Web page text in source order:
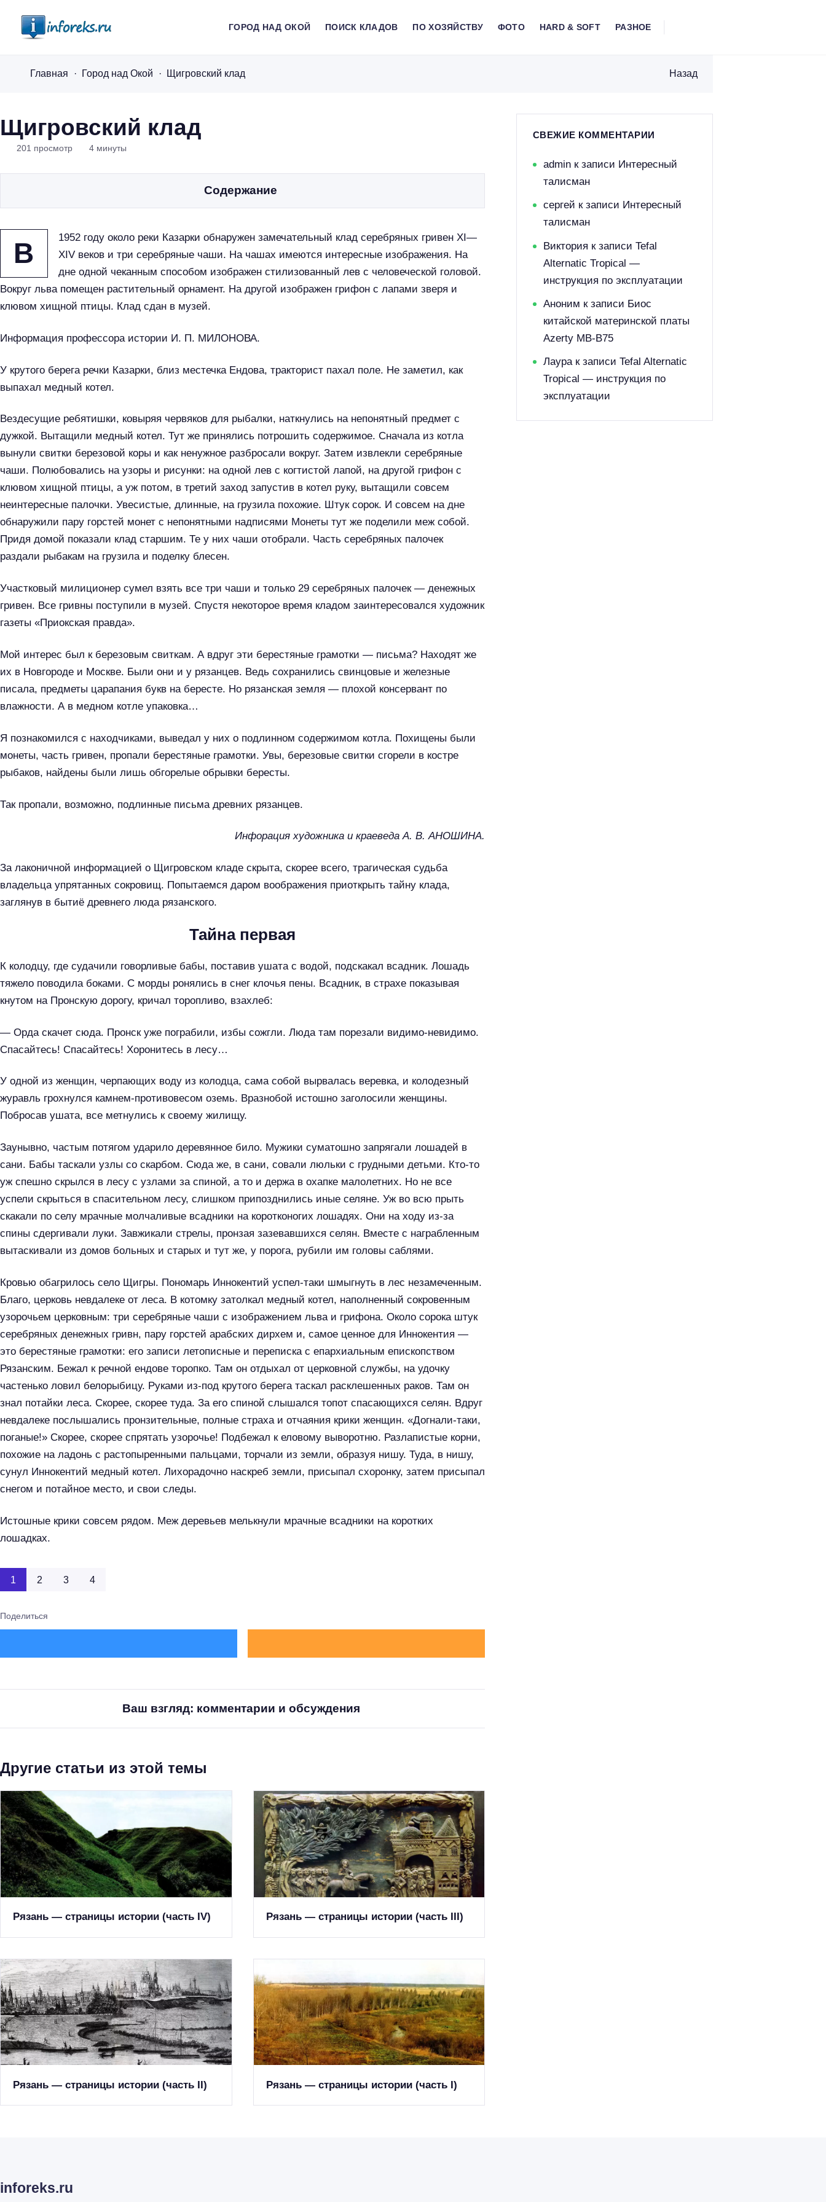
e
k
ГОРОД НАД ОКОЙ ПОИСК КЛАДОВ ПО ХОЗЯЙСТВУ ФОТО HARD & SOFT РАЗНОЕ
Главная Город над Окой Щигровский клад Назад
Щигровский клад
201 просмотр 4 минуты
В
1952 году около реки Казарки обнаружен замечательный клад серебряных гривен XI—
XIV веков и три серебряные чаши. На чашах имеются интересные изображения. На
дне одной чеканным способом изображен стилизованный лев с человеческой головой.
Вокруг льва помещен растительный орнамент. На другой изображен грифон с лапами зверя и
клювом хищной птицы. Клад сдан в музей.
Информация профессора истории И. П. МИЛОНОВА.
У крутого берега речки Казарки, близ местечка Ендова, тракторист пахал поле. Не заметил, как
выпахал медный котел.
Вездесущие ребятишки, ковыряя червяков для рыбалки, наткнулись на непонятный предмет с
дужкой. Вытащили медный котел. Тут же принялись потрошить содержимое. Сначала из котла
вынули свитки березовой коры и как ненужное разбросали вокруг. Затем извлекли серебряные
чаши. Полюбовались на узоры и рисунки: на одной лев с когтистой лапой, на другой грифон с
клювом хищной птицы, а уж потом, в третий заход запустив в котел руку, вытащили совсем
неинтересные палочки. Увесистые, длинные, на грузила похожие. Штук сорок. И совсем на дне
обнаружили пару горстей монет с непонятными надписями Монеты тут же поделили меж собой.
Придя домой показали клад старшим. Те у них чаши отобрали. Часть серебряных палочек
раздали рыбакам на грузила и поделку блесен.
Участковый милиционер сумел взять все три чаши и только 29 серебряных палочек — денежных
гривен. Все гривны поступили в музей. Спустя некоторое время кладом заинтересовался художник
газеты «Приокская правда».
Мой интерес был к березовым свиткам. А вдруг эти берестяные грамотки — письма? Находят же
их в Новгороде и Москве. Были они и у рязанцев. Ведь сохранились свинцовые и железные
писала, предметы царапания букв на бересте. Но рязанская земля — плохой консервант по
влажности. А в медном котле упаковка…
Я познакомился с находчиками, выведал у них о подлинном содержимом котла. Похищены были
монеты, часть гривен, пропали берестяные грамотки. Увы, березовые свитки сгорели в костре
рыбаков, найдены были лишь обгорелые обрывки бересты.
Так пропали, возможно, подлинные письма древних рязанцев.
Инфорация художника и краеведа А. В. АНОШИНА.
За лаконичной информацией о Щигровском кладе скрыта, скорее всего, трагическая судьба
владельца упрятанных сокровищ. Попытаемся даром воображения приоткрыть тайну клада,
заглянув в бытиё древнего люда рязанского.
Тайна первая
К колодцу, где судачили говорливые бабы, поставив ушата с водой, подскакал всадник. Лошадь
тяжело поводила боками. С морды ронялись в снег клочья пены. Всадник, в страхе показывая
кнутом на Пронскую дорогу, кричал торопливо, взахлеб:
— Орда скачет сюда. Пронск уже пограбили, избы сожгли. Люда там порезали видимо-невидимо.
Спасайтесь! Спасайтесь! Хоронитесь в лесу…
У одной из женщин, черпающих воду из колодца, сама собой вырвалась веревка, и колодезный
журавль грохнулся камнем-противовесом оземь. Вразнобой истошно заголосили женщины.
Побросав ушата, все метнулись к своему жилищу.
Заунывно, частым потягом ударило деревянное било. Мужики суматошно запрягали лошадей в
сани. Бабы таскали узлы со скарбом. Сюда же, в сани, совали люльки с грудными детьми. Кто-то
уж спешно скрылся в лесу с узлами за спиной, а то и держа в охапке малолетних. Но не все
успели скрыться в спасительном лесу, слишком припозднились иные селяне. Уж во всю прыть
скакали по селу мрачные молчаливые всадники на коротконогих лошадях. Они на ходу из-за
спины сдергивали луки. Завжикали стрелы, пронзая зазевавшихся селян. Вместе с награбленным
вытаскивали из домов больных и старых и тут же, у порога, рубили им головы саблями.
Кровью обагрилось село Щигры. Пономарь Иннокентий успел-таки шмыгнуть в лес незамеченным.
Благо, церковь невдалеке от леса. В котомку затолкал медный котел, наполненный сокровенным
узорочьем церковным: три серебряные чаши с изображением льва и грифона. Около сорока штук
серебряных денежных гривн, пару горстей арабских дирхем и, самое ценное для Иннокентия —
это берестяные грамотки: его записи летописные и переписка с епархиальным епископством
Рязанским. Бежал к речной ендове торопко. Там он отдыхал от церковной службы, на удочку
частенько ловил белорыбицу. Руками из-под крутого берега таскал расклешенных раков. Там он
знал потайки леса. Скорее, скорее туда. За его спиной слышался топот спасающихся селян. Вдруг
невдалеке послышались пронзительные, полные страха и отчаяния крики женщин. «Догнали-таки,
поганые!» Скорее, скорее спрятать узорочье! Подбежал к еловому выворотню. Разлапистые корни,
похожие на ладонь с растопыренными пальцами, торчали из земли, образуя нишу. Туда, в нишу,
сунул Иннокентий медный котел. Лихорадочно наскреб земли, присыпал схоронку, затем присыпал
снегом и потайное место, и свои следы.
Истошные крики совсем рядом. Меж деревьев мелькнули мрачные всадники на коротких
лошадках.
Содержание
1 2 3 4
Поделиться
Ваш взгляд: комментарии и обсуждения
Другие статьи из этой темы
Рязань — страницы истории (часть IV) Рязань — страницы истории (часть III)
Рязань — страницы истории (часть II) Рязань — страницы истории (часть I)
СВЕЖИЕ КОММЕНТАРИИ
adminк записи Интересный
талисман
сергей к записи Интересный
талисман
Виктория к записи Tefal
Alternatic Tropical —
инструкция по эксплуатации
Аноним к записи Биос
китайской материнской платы
Azerty MB-B75
Лаурак записи Tefal Alternatic
Tropical — инструкция по
эксплуатации
inforeks.ru
а
и
: